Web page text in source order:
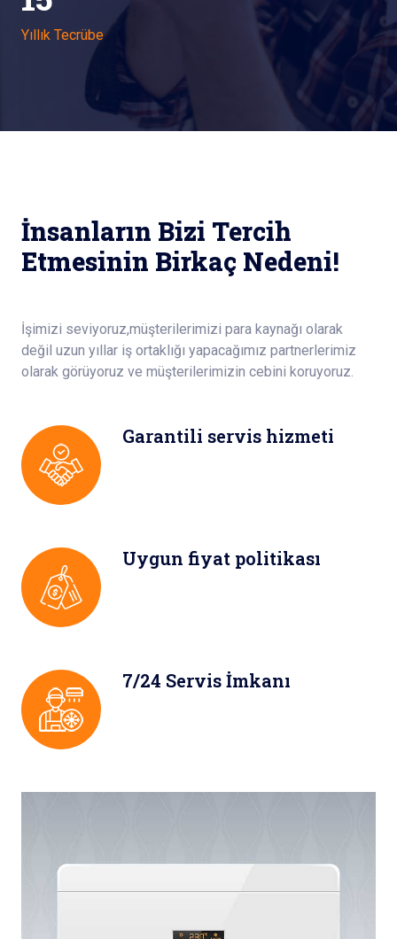
Yıllık Tecrübe
İnsanların Bizi Tercih
Etmesinin Birkaç Nedeni!
İşimizi seviyoruz,müşterilerimizi para kaynağı olarak
değil uzun yıllar iş ortaklığı yapacağımız partnerlerimiz
olarak görüyoruz ve müşterilerimizin cebini koruyoruz.
Garantili servis hizmeti
Uygun fiyat politikası
7/24 Servis İmkanı